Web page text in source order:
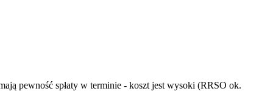
pewność spłaty w terminie - koszt jest wysoki (RRSO ok.